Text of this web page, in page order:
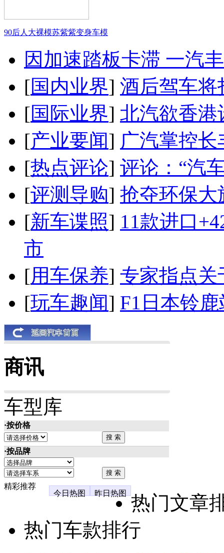
90后人大裸模苏紫紫变身车模
因加速踏板卡滞 一汽
[国内业界] 酒后驾车将
[国际业界] 北汽欲香港
[产业要闻] 广汽掌控
[热点评论] 评论：“汽
[评测导购] 抢夺环保大
[新车谍照] 11款进口
市
[用车保养] 专家指点关
[玩车趣闻] F1日本铃
商讯
车型库
·按价格
·按品牌
精彩推荐
今日热图
昨日热图
热门文章
热门车款排行